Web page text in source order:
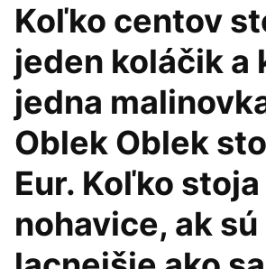
Koľko centov
jeden koláčik a
jedna
Oblek Oblek
Eur. Koľko stoja
nohavice, ak sú